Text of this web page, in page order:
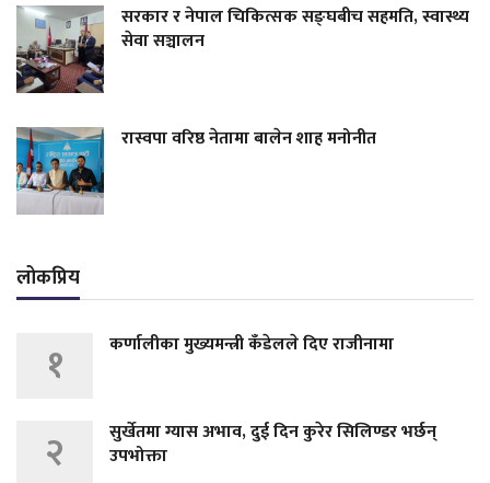
सरकार र नेपाल चिकित्सक सङ्घबीच सहमति, स्वास्थ्य
सेवा सञ्चालन
रास्वपा वरिष्ठ नेतामा बालेन शाह मनोनीत
लोकप्रिय
१ कर्णालीका मुख्यमन्त्री कँडेलले दिए राजीनामा
२
सुर्खेतमा ग्यास अभाव, दुई दिन कुरेर सिलिण्डर भर्छन्
उपभोक्ता